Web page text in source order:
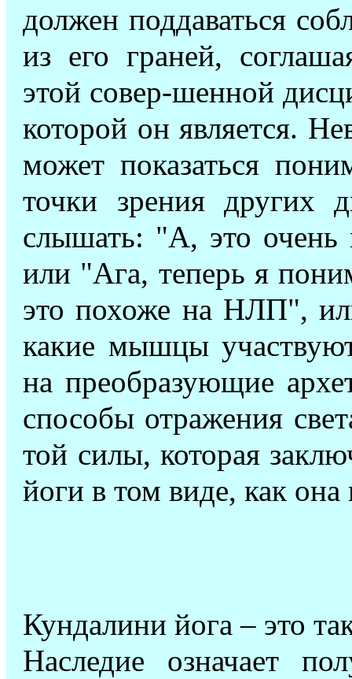
должен поддаваться
из его граней,
этой совер-шенной
которой он является.
может показаться
точки зрения
слышать: "А, это
или "Ага, теперь я
это похоже на НЛП",
какие мышцы
на преобразующие
способы отражения
той силы, которая
йоги в том виде, как
Кундалини йога – это
Наследие означает